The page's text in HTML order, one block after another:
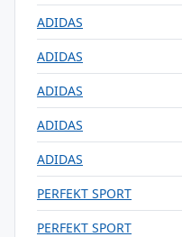
ADIDAS
ADIDAS
ADIDAS
ADIDAS
ADIDAS
PERFEKT SPORT
PERFEKT SPORT